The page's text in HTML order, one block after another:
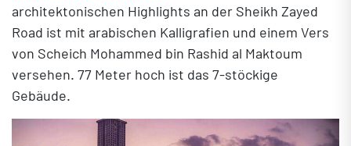
architektonischen Highlights an der Sheikh Zayed
Road ist mit arabischen Kalligrafien und einem Vers
von Scheich Mohammed bin Rashid al Maktoum
versehen. 77 Meter hoch ist das 7-stöckige
Gebäude.